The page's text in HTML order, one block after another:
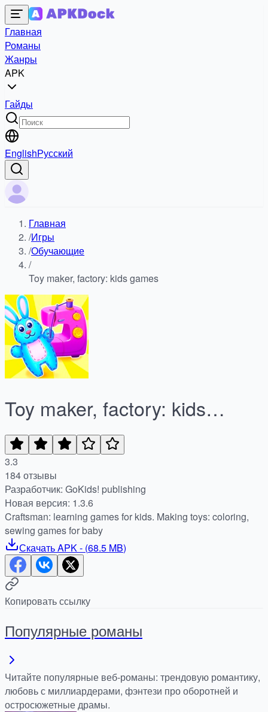
Главная
Романы
Жанры
APK
Гайды
EnglishРусский
Главная
/Игры
/Обучающие
/
Toy maker, factory: kids games
Toy maker, factory: kids
games
3.3
184 отзывы
Разработчик: GoKids! publishing
Новая версия: 1.3.6
Craftsman: learning games for kids. Making toys: coloring,
sewing games for baby
СкачатьAPK- (68.5 MB)
Копировать ссылку
Популярные романы
Читайте популярные веб-романы: трендовую романтику,
любовь с миллиардерами, фэнтези про оборотней и
остросюжетные драмы.